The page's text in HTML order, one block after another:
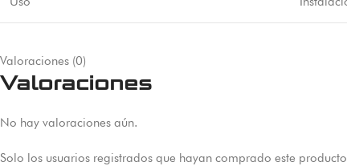
Valoraciones (0)
Valoraciones
No hay valoraciones aún.
Solo los usuarios registrados que hayan comprado este